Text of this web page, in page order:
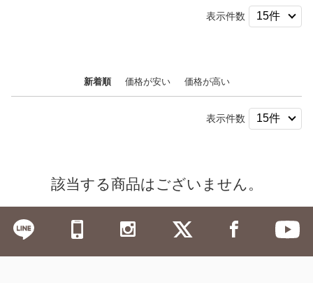
表示件数
新着順 価格が安い 価格が高い
表示件数
該当する商品はございません。